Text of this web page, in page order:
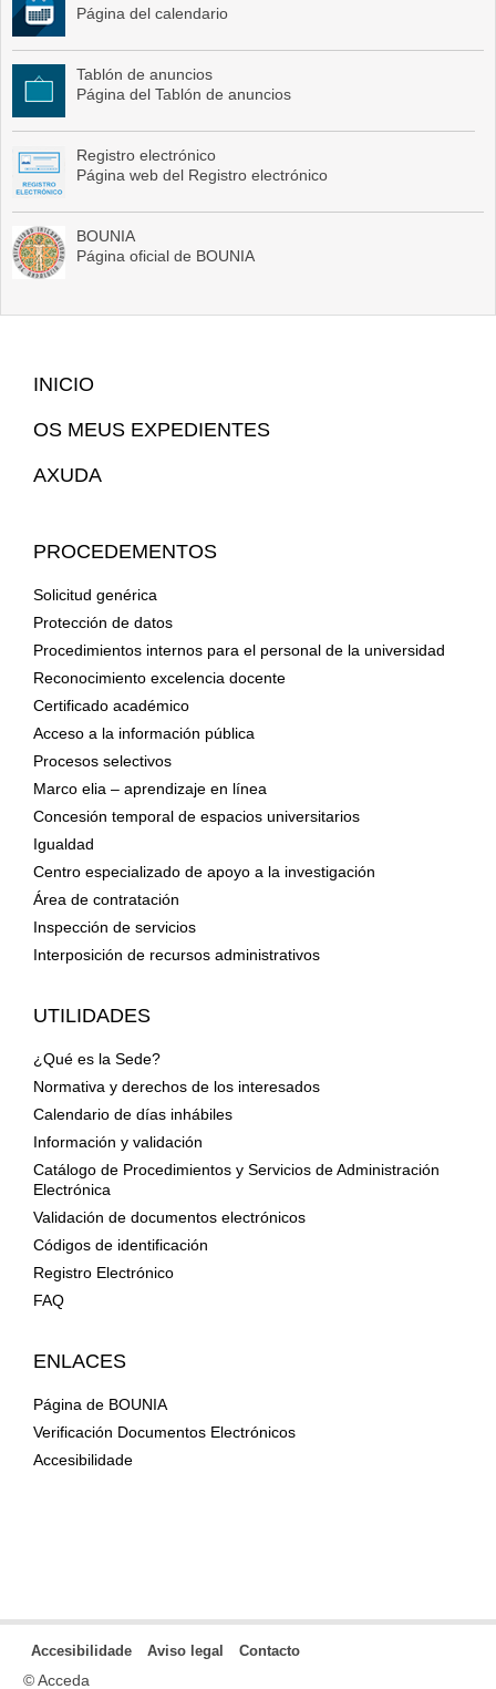
Página del calendario
Tablón de anuncios
Página del Tablón de anuncios
Registro electrónico
Página web del Registro electrónico
BOUNIA
Página oficial de BOUNIA
Mapa
Web
INICIO
OS MEUS EXPEDIENTES
AXUDA
PROCEDEMENTOS
Solicitud genérica
Protección de datos
Procedimientos internos para el personal de la universidad
Reconocimiento excelencia docente
Certificado académico
Acceso a la información pública
Procesos selectivos
Marco elia – aprendizaje en línea
Concesión temporal de espacios universitarios
Igualdad
Centro especializado de apoyo a la investigación
Área de contratación
Inspección de servicios
Interposición de recursos administrativos
UTILIDADES
¿Qué es la Sede?
Normativa y derechos de los interesados
Calendario de días inhábiles
Información y validación
Catálogo de Procedimientos y Servicios de Administración
Electrónica
Validación de documentos electrónicos
Códigos de identificación
Registro Electrónico
FAQ
ENLACES
Página de BOUNIA
Verificación Documentos Electrónicos
Accesibilidade
Accesibilidade Aviso legal Contacto
© Acceda